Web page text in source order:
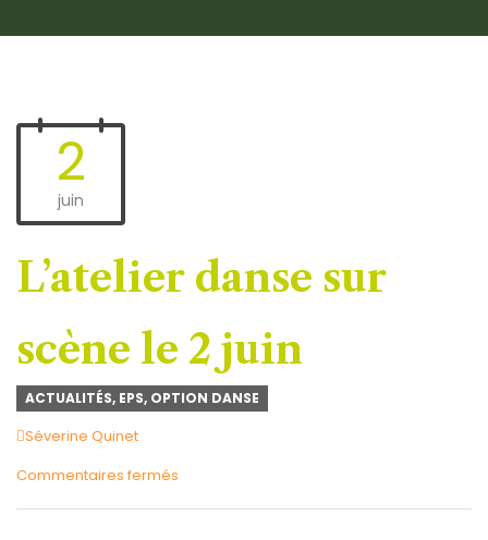
2
juin
L’atelier danse sur
scène le 2 juin
ACTUALITÉS, EPS, OPTION DANSE
Author
Séverine Quinet
Commentaires fermés